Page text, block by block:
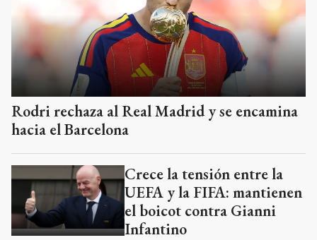
Rodri rechaza al Real Madrid y se encamina
hacia el Barcelona
Crece la tensión entre la
UEFA y la FIFA: mantienen
el boicot contra Gianni
Infantino